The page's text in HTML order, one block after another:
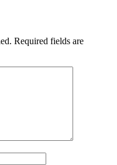
Required fields are